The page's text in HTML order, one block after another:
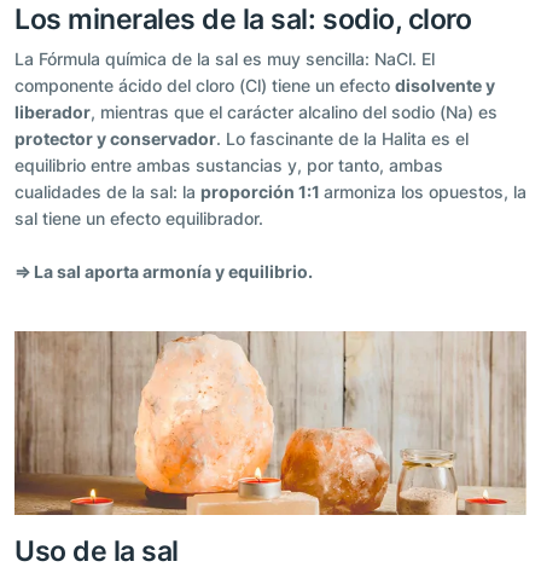
Los minerales de la sal: sodio, cloro
La Fórmula química de la sal es muy sencilla: NaCl. El
componente ácido del cloro (Cl) tiene un efecto disolvente y
liberador, mientras que el carácter alcalino del sodio (Na) es
protector y conservador. Lo fascinante de la Halita es el
equilibrio entre ambas sustancias y, por tanto, ambas
cualidades de la sal: la proporción 1:1 armoniza los opuestos, la
sal tiene un efecto equilibrador.
⇒ La sal aporta armonía y equilibrio.
Uso de la sal